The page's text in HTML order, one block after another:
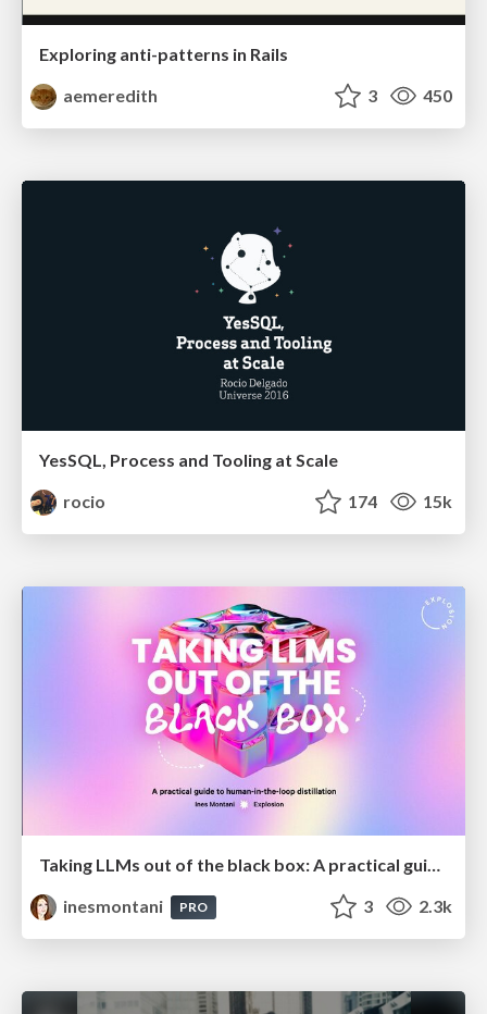
Exploring anti-patterns in Rails
aemeredith
3 450
YesSQL, Process and Tooling at Scale
rocio
174 15k
Taking LLMs out of the black box: A practical guide to human-in-the-loop distillation
inesmontani
PRO 3 2.3k